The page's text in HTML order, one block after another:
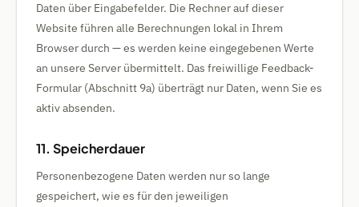
Daten über Eingabefelder. Die Rechner auf dieser
Website führen alle Berechnungen lokal in Ihrem
Browser durch — es werden keine eingegebenen Werte
an unsere Server übermittelt. Das freiwillige Feedback-
Formular (Abschnitt 9a) überträgt nur Daten, wenn Sie es
aktiv absenden.
11. Speicherdauer
Personenbezogene Daten werden nur so lange
gespeichert, wie es für den jeweiligen